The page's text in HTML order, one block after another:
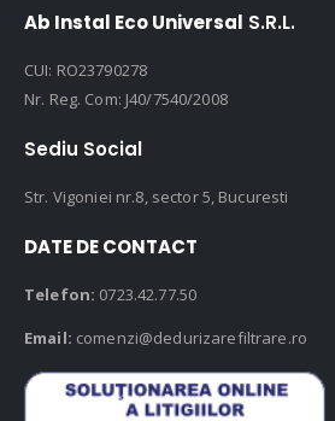
Ab Instal Eco Universal S.R.L.
CUI: RO23790278
Nr. Reg. Com: J40/7540/2008
Sediu Social
Str. Vigoniei nr.8, sector 5, Bucuresti
DATE DE CONTACT
Telefon: 0723.42.77.50
Email: comenzi@dedurizarefiltrare.ro